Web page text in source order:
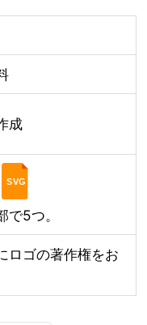
成
SVG
5つ。
ロゴの著作権をお